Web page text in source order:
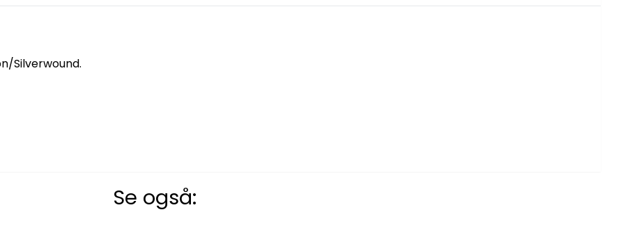
Silverwound.
Se også: